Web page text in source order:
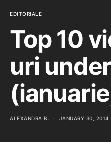
EDITORIALE
Top 10
uri
ALEXANDRA B. JANUARY 30, 2014